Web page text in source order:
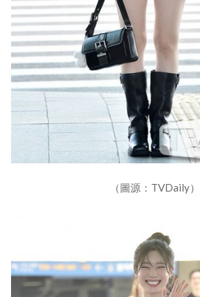
（圖源：TVDaily）